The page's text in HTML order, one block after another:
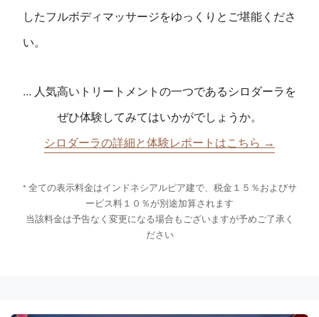
したフルボディマッサージをゆっくりとご堪能くださ
い。
... 人気高いトリートメントの一つであるシロダーラを
ぜひ体験してみてはいかがでしょうか。
シロダーラの詳細と体験レポートはこちら →
* 全ての表示料金はインドネシアルピア建で、税金１５％およびサ
ービス料１０％が別途加算されます
当該料金は予告なく変更になる場合もございますが予めご了承く
ださい